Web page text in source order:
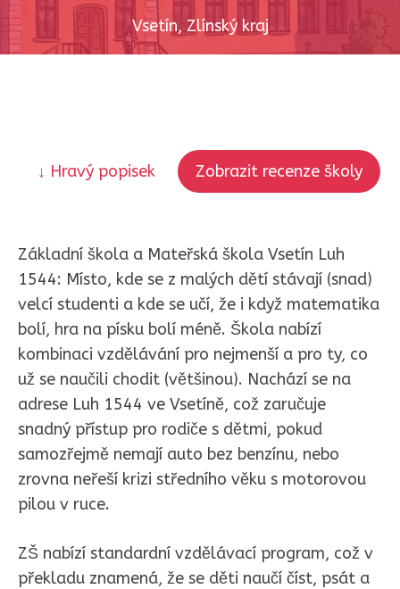
Vsetín, Zlínský kraj
↓ Hravý popisek Zobrazit recenze školy
Základní škola a Mateřská škola Vsetín Luh
1544: Místo, kde se z malých dětí stávají (snad)
velcí studenti a kde se učí, že i když matematika
bolí, hra na písku bolí méně. Škola nabízí
kombinaci vzdělávání pro nejmenší a pro ty, co
už se naučili chodit (většinou). Nachází se na
adrese Luh 1544 ve Vsetíně, což zaručuje
snadný přístup pro rodiče s dětmi, pokud
samozřejmě nemají auto bez benzínu, nebo
zrovna neřeší krizi středního věku s motorovou
pilou v ruce.
ZŠ nabízí standardní vzdělávací program, což v
překladu znamená, že se děti naučí číst, psát a